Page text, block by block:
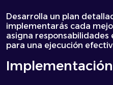
Desarrolla un plan
implementarás cada
asigna
para una ejecución